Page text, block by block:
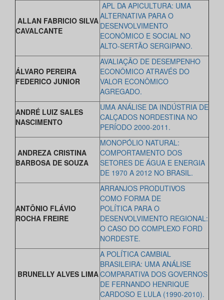
ALLAN FABRICIO SILVA
CAVALCANTE
APL DA APICULTURA: UMA
ALTERNATIVA PARA O
DESENVOLVIMENTO
ECONÔMICO E SOCIAL NO
ALTO-SERTÃO SERGIPANO.
ÁLVARO PEREIRA
FEDERICO JUNIOR
AVALIAÇÃO DE DESEMPENHO
ECONÔMICO ATRAVÉS DO
VALOR ECONÔMICO
AGREGADO.
ANDRÉ LUIZ SALES
NASCIMENTO
UMA ANÁLISE DA INDÚSTRIA DE
CALÇADOS NORDESTINA NO
PERÍODO 2000-2011.
ANDREZA CRISTINA
BARBOSA DE SOUZA
MONOPÓLIO NATURAL:
COMPORTAMENTO DOS
SETORES DE ÁGUA E ENERGIA
DE 1970 A 2012 NO BRASIL.
ANTÔNIO FLÁVIO
ROCHA FREIRE
ARRANJOS PRODUTIVOS
COMO FORMA DE
POLÍTICA PARA O
DESENVOLVIMENTO REGIONAL:
O CASO DO COMPLEXO FORD
NORDESTE.
BRUNELLY ALVES LIMA
A POLÍTICA CAMBIAL
BRASILEIRA: UMA ANÁLISE
COMPARATIVA DOS GOVERNOS
DE FERNANDO HENRIQUE
CARDOSO E LULA (1990-2010).